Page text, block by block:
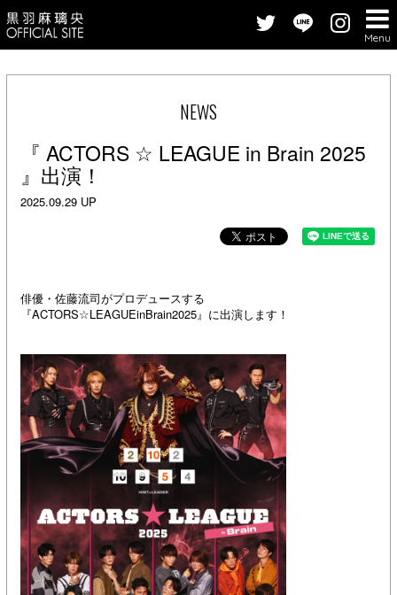
Menu
NEWS
『 ACTORS ☆ LEAGUE in Brain 2025
』出演！
2025.09.29 UP
俳優・佐藤流司がプロデュースする
『ACTORS☆LEAGUEinBrain2025』に出演します！